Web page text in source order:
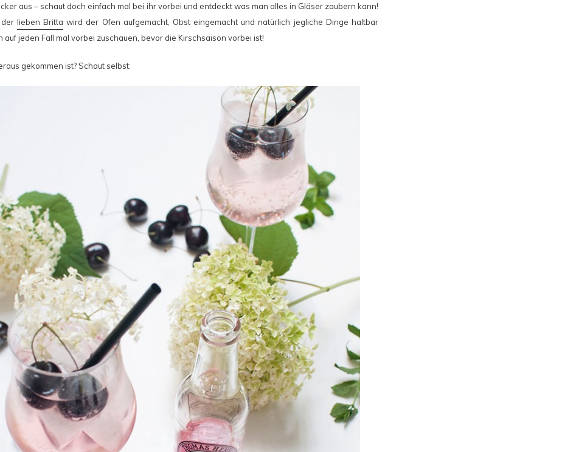
aus – schaut doch einfach mal bei ihr vorbei und entdeckt was man alles in Gläser zaubern kann!
lieben Britta wird der Ofen aufgemacht, Obst eingemacht und natürlich jegliche Dinge haltbar
auf jeden Fall mal vorbei zuschauen, bevor die Kirschsaison vorbei ist!
gekommen ist? Schaut selbst: